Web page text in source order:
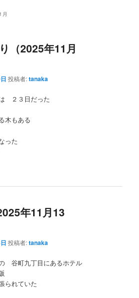
（2025年11月
投稿者:tanaka
２３日だった
木もある
った
年11月13
投稿者:tanaka
谷町九丁目にあるホテル
られていた